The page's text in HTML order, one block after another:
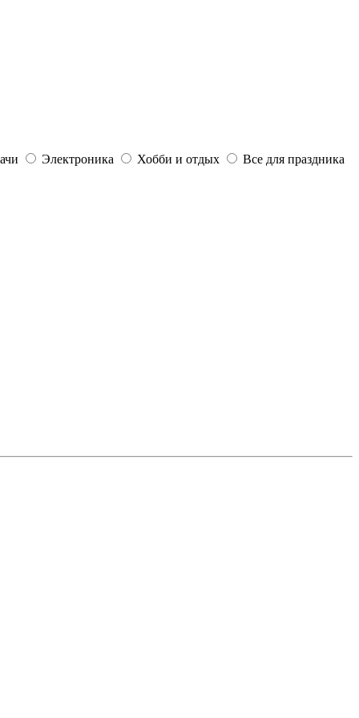
Электроника Хобби и отдых Все для праздника